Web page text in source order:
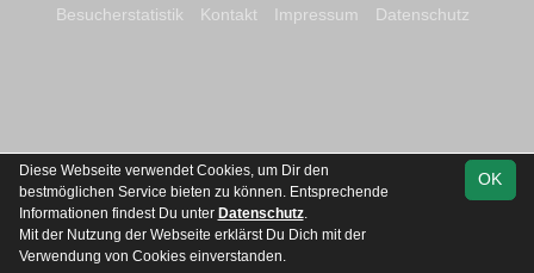
Besucherstatistik Kontakt Impressum Datenschutz
OK
Diese Webseite verwendet Cookies, um Dir den
bestmöglichen Service bieten zu können. Entsprechende
Informationen findest Du unter Datenschutz.
Mit der Nutzung der Webseite erklärst Du Dich mit der
Verwendung von Cookies einverstanden.